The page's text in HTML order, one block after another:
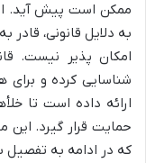
ممکن است پیش آید.
به دلایل قانونی، قادر
امکان پذیر نیست.
شناسایی کرده و برای
ارائه داده است تا
حمایت قرار گیرد. این
که در ادامه به تفصیل